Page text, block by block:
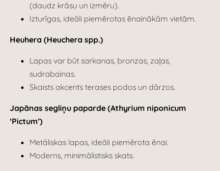
(daudz krāsu un izmēru).
Izturīgas, ideāli piemērotas ēnainākām vietām.
Heuhera (Heuchera spp.)
Lapas var būt sarkanas, bronzas, zaļas,
sudrabainas.
Skaists akcents terases podos un dārzos.
Japānas segliņu paparde (Athyrium niponicum
‘Pictum’)
Metāliskas lapas, ideāli piemērota ēnai.
Moderns, minimālistisks skats.